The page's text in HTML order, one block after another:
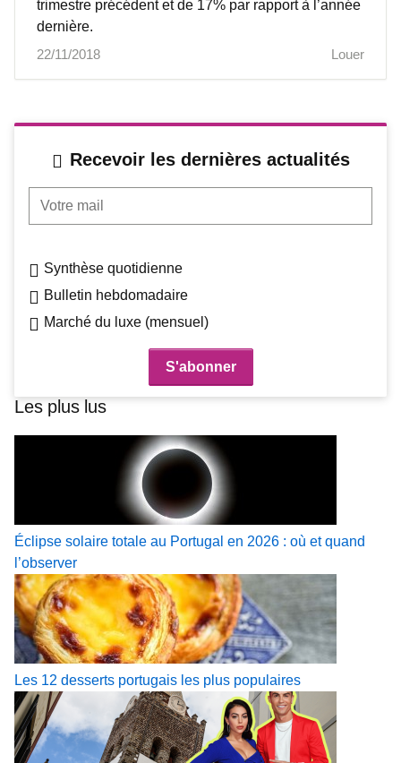
trimestre précédent et de 17% par rapport à l’année
dernière.
22/11/2018
Louer
Recevoir les dernières actualités
Votre mail
Synthèse quotidienne
Bulletin hebdomadaire
Marché du luxe (mensuel)
Les plus lus
Éclipse solaire totale au Portugal en 2026 : où et quand
l’observer
Les 12 desserts portugais les plus populaires